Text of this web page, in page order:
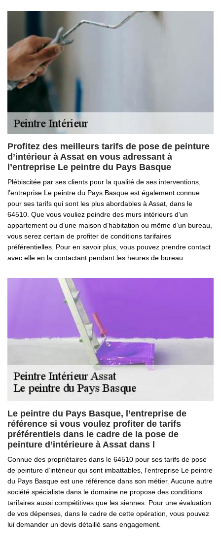
Profitez des meilleurs tarifs de pose de peinture
d’intérieur à Assat en vous adressant à
l’entreprise Le peintre du Pays Basque
Plébiscitée par ses clients pour la qualité de ses interventions,
l’entreprise Le peintre du Pays Basque est également connue
pour ses tarifs qui sont les plus abordables à Assat, dans le
64510. Que vous vouliez peindre des murs intérieurs d’un
appartement ou d’une maison d’habitation ou même d’un bureau,
vous serez certain de profiter de conditions tarifaires
préférentielles. Pour en savoir plus, vous pouvez prendre contact
avec elle en la contactant pendant les heures de bureau.
Le peintre du Pays Basque, l’entreprise de
référence si vous voulez profiter de tarifs
préférentiels dans le cadre de la pose de
peinture d’intérieure à Assat dans l
Connue des propriétaires dans le 64510 pour ses tarifs de pose
de peinture d’intérieur qui sont imbattables, l’entreprise Le peintre
du Pays Basque est une référence dans son métier. Aucune autre
société spécialiste dans le domaine ne propose des conditions
tarifaires aussi compétitives que les siennes. Pour une évaluation
de vos dépenses, dans le cadre de cette opération, vous pouvez
lui demander un devis détaillé sans engagement.